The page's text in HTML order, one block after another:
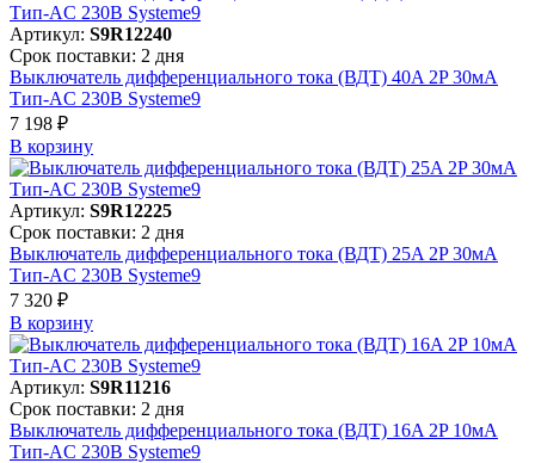
Артикул: S9R12240
Срок поставки: 2 дня
Выключатель дифференциального тока (ВДТ) 40A 2P 30мА
Тип-AC 230В Systeme9
7 198 ₽
В корзинy
Артикул: S9R12225
Срок поставки: 2 дня
Выключатель дифференциального тока (ВДТ) 25A 2P 30мА
Тип-AC 230В Systeme9
7 320 ₽
В корзинy
Артикул: S9R11216
Срок поставки: 2 дня
Выключатель дифференциального тока (ВДТ) 16A 2P 10мА
Тип-AC 230В Systeme9